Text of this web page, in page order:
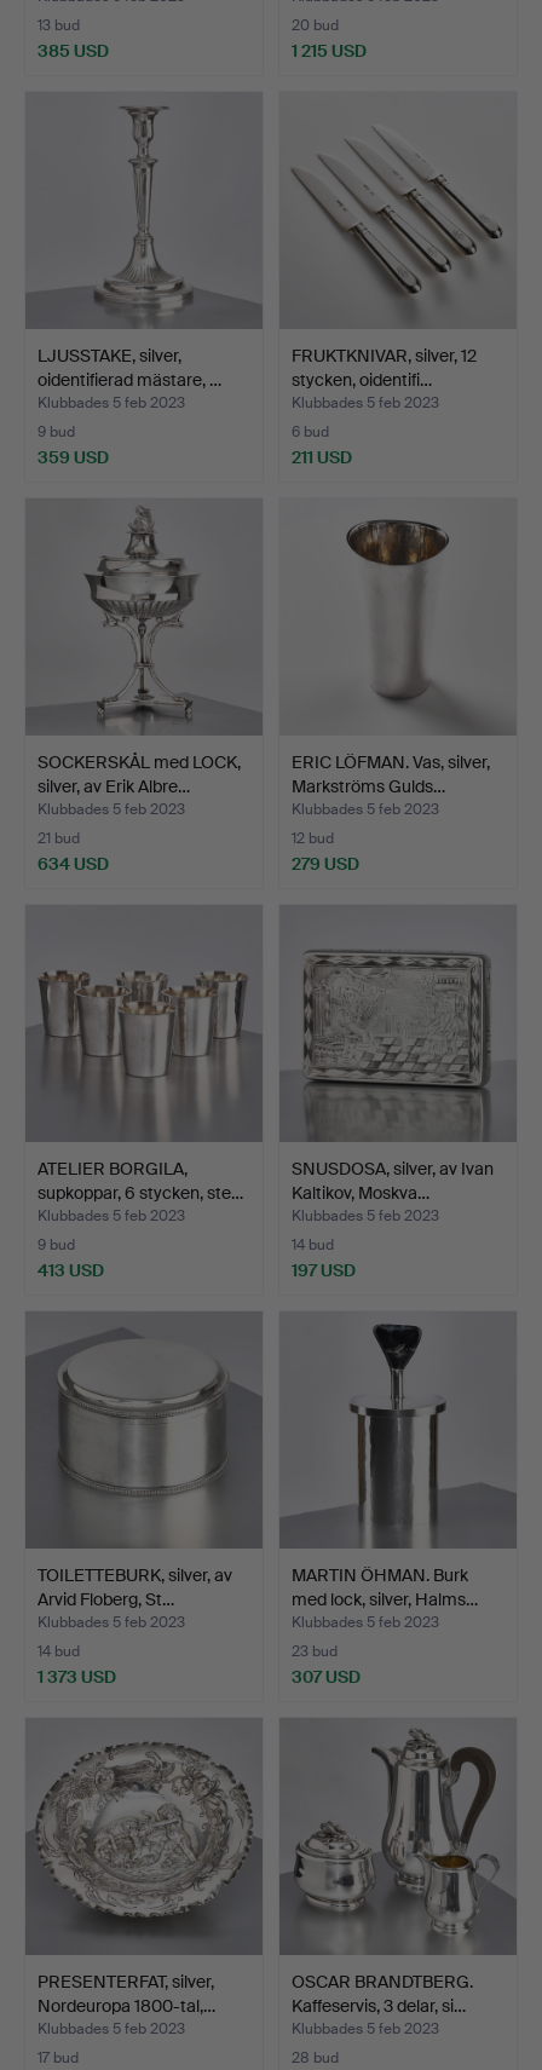
13 bud
385 USD
20 bud
1 215 USD
LJUSSTAKE, silver,
oidentifierad mästare, …
Klubbades 5 feb 2023
9 bud
359 USD
FRUKTKNIVAR, silver, 12
stycken, oidentifi…
Klubbades 5 feb 2023
6 bud
211 USD
SOCKERSKÅL med LOCK,
silver, av Erik Albre…
Klubbades 5 feb 2023
21 bud
634 USD
ERIC LÖFMAN. Vas, silver,
Markströms Gulds…
Klubbades 5 feb 2023
12 bud
279 USD
ATELIER BORGILA,
supkoppar, 6 stycken, ste…
Klubbades 5 feb 2023
9 bud
413 USD
SNUSDOSA, silver, av Ivan
Kaltikov, Moskva…
Klubbades 5 feb 2023
14 bud
197 USD
TOILETTEBURK, silver, av
Arvid Floberg, St…
Klubbades 5 feb 2023
14 bud
1 373 USD
MARTIN ÖHMAN. Burk
med lock, silver, Halms…
Klubbades 5 feb 2023
23 bud
307 USD
PRESENTERFAT, silver,
Nordeuropa 1800-tal,…
Klubbades 5 feb 2023
17 bud
OSCAR BRANDTBERG.
Kaffeservis, 3 delar, si…
Klubbades 5 feb 2023
28 bud